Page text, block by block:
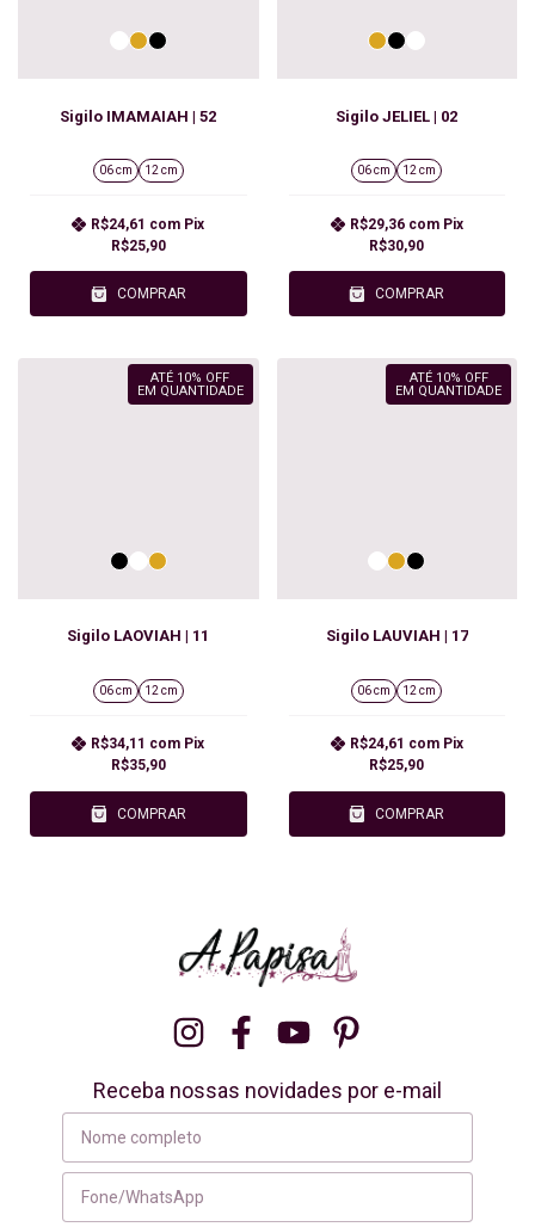
Sigilo IMAMAIAH | 52
06 cm 12 cm
R$25,90
R$24,61 com Pix
COMPRAR
Sigilo JELIEL | 02
06 cm 12 cm
R$30,90
R$29,36 com Pix
COMPRAR
ATÉ 10% OFF
EM QUANTIDADE
Sigilo LAOVIAH | 11
06 cm 12 cm
R$35,90
R$34,11 com Pix
COMPRAR
ATÉ 10% OFF
EM QUANTIDADE
Sigilo LAUVIAH | 17
06 cm 12 cm
R$25,90
R$24,61 com Pix
COMPRAR
Receba nossas novidades por e-mail